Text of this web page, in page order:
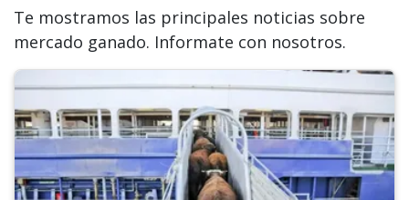
Te mostramos las principales noticias sobre
mercado ganado. Informate con nosotros.